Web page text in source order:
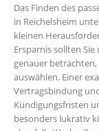
Das Finden des
in Reichelsheim
kleinen
Ersparnis sollten
genauer
auswählen. Einer
Vertragsbindung
Kündigungsfristen
besonders lukrativ